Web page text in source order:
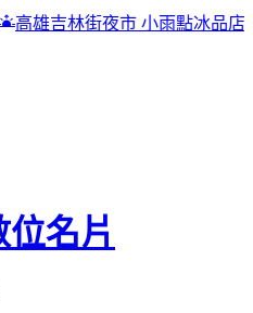
品店 包租公,五元網站包租公
名片